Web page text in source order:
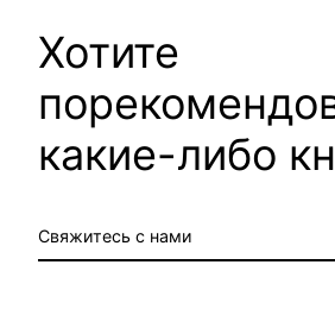
Хотите
какие-либо
Свяжитесь с нами